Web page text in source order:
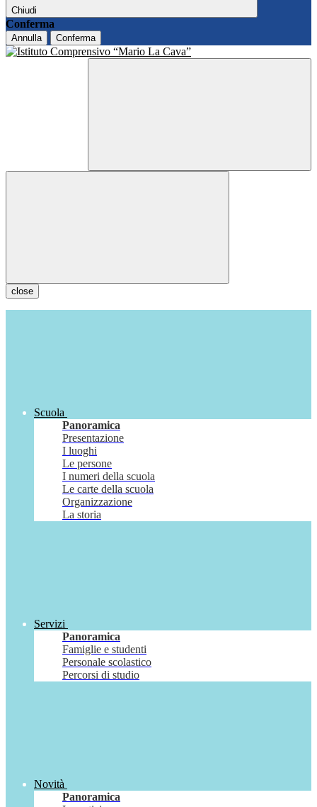
Chiudi
Conferma
Annulla Conferma
close
Scuola
Panoramica
Presentazione
I luoghi
Le persone
I numeri della scuola
Le carte della scuola
Organizzazione
La storia
Servizi
Panoramica
Famiglie e studenti
Personale scolastico
Percorsi di studio
Novità
Panoramica